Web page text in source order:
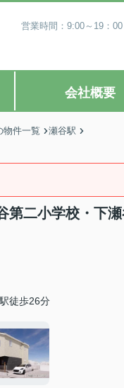
営業時間：9:00～19：
会社概要
物件一覧 瀬谷駅
第二小学校・下
徒歩26分